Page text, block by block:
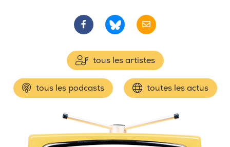
tous les artistes
tous les podcasts toutes les actus